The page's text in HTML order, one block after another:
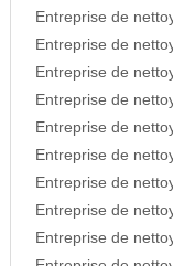
Entreprise de
Entreprise de
Entreprise de
Entreprise de
Entreprise de
Entreprise de
Entreprise de
Entreprise de
Entreprise de